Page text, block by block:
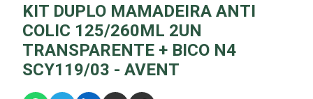
KIT DUPLO MAMADEIRA ANTI
COLIC 125/260ML 2UN
TRANSPARENTE + BICO N4
SCY119/03 - AVENT